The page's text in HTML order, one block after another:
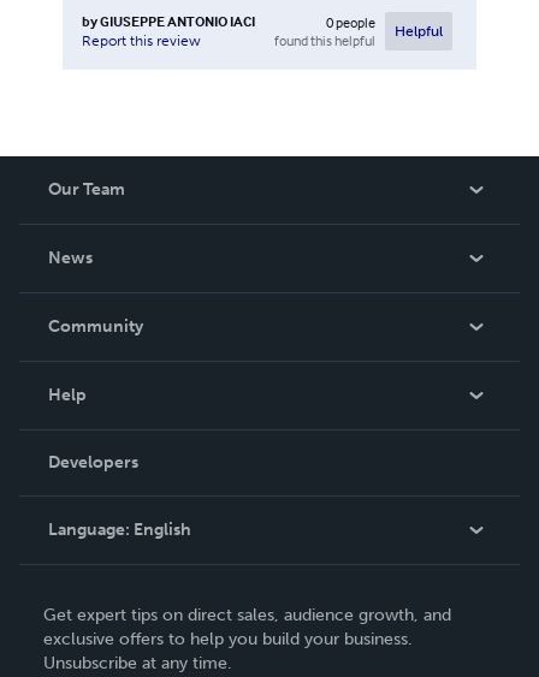
byGIUSEPPE ANTONIO IACI
Report this review
0people
found this helpful
Helpful
Our Team
News
In The News
Community
Podcast
Help
Order Lookup
Knowledge Base
Contact Support
Developers
Language: English
Deutsch
Français
Get expert tips on direct sales, audience growth, and
exclusive offers to help you build your business.
Unsubscribe at any time.